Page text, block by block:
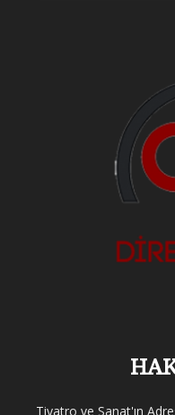
Tiyatro ve Sanat'ın